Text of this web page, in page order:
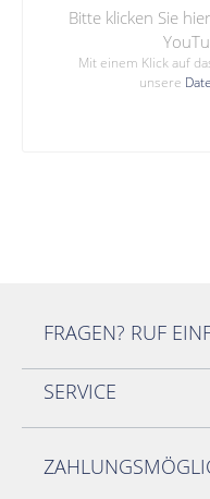
Bitte klicken Sie
Mit einem Klick auf
unsere
FRAGEN? RUF
SERVICE